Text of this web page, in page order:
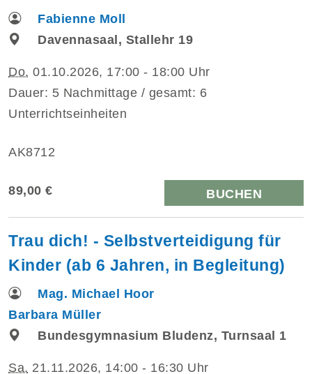
Fabienne Moll
Davennasaal, Stallehr 19
Do. 01.10.2026, 17:00 - 18:00 Uhr
Dauer: 5 Nachmittage / gesamt: 6
Unterrichtseinheiten
AK8712
89,00 € BUCHEN
Trau dich! - Selbstverteidigung für
Kinder (ab 6 Jahren, in Begleitung)
Mag. Michael Hoor
Barbara Müller
Bundesgymnasium Bludenz, Turnsaal 1
Sa. 21.11.2026, 14:00 - 16:30 Uhr